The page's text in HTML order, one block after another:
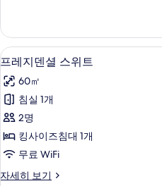
사
진
모
두
보
기
티
브
스
트
자
히
보
기
프
레
지
덴
셜
스
위
트
4
프레지덴셜 스위트
60㎡
침실 1개
2명
킹사이즈침대 1개
무료 WiFi
자세히 보기
프